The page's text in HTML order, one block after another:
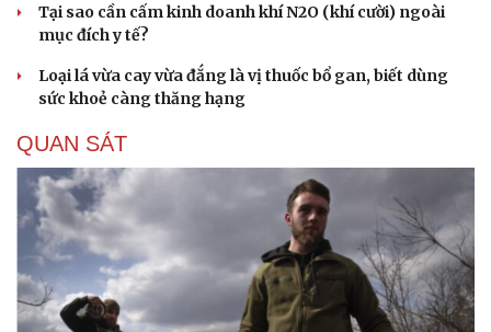
Tại sao cần cấm kinh doanh khí N2O (khí cười) ngoài
mục đích y tế?
Loại lá vừa cay vừa đắng là vị thuốc bổ gan, biết dùng
sức khoẻ càng thăng hạng
QUAN SÁT